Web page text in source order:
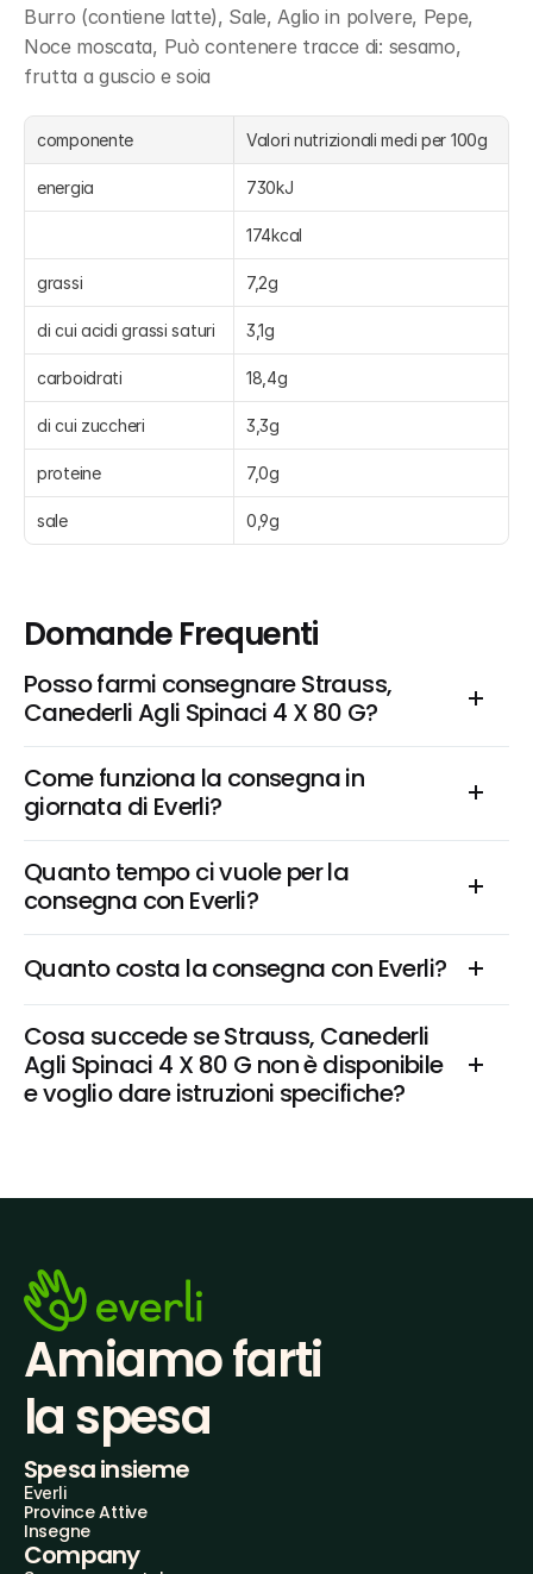
Burro (contiene latte), Sale, Aglio in polvere, Pepe,
Noce moscata, Può contenere tracce di: sesamo,
frutta a guscio e soia
componente Valori nutrizionali medi per 100g
energia 730kJ
174kcal
grassi 7,2g
di cui acidi grassi saturi 3,1g
carboidrati 18,4g
di cui zuccheri 3,3g
proteine 7,0g
sale 0,9g
Domande Frequenti
Posso farmi consegnare Strauss,
Canederli Agli Spinaci 4 X 80 G?
Come funziona la consegna in
giornata di Everli?
Quanto tempo ci vuole per la
consegna con Everli?
Quanto costa la consegna con Everli?
Cosa succede se Strauss, Canederli
Agli Spinaci 4 X 80 G non è disponibile
e voglio dare istruzioni specifiche?
Amiamo farti
la spesa
Spesa insieme
Everli
Province Attive
Insegne
Company